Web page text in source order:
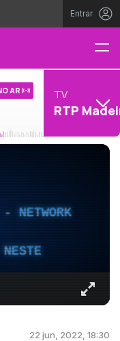
Entrar
AR TV
RTP
NETWORK
22 jun, 2022, 18:30